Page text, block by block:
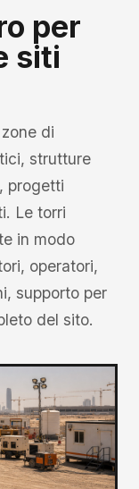
per
siti
di
strutture
progetti
Le torri
in modo
operatori,
supporto per
del sito.